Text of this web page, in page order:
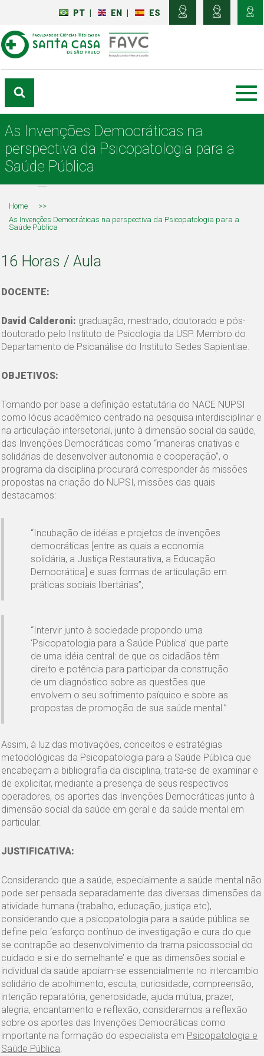
PT EN ES
As Invenções Democráticas na
perspectiva da Psicopatologia para a
Saúde Pública
Home
>>
As Invenções Democráticas na perspectiva da Psicopatologia para a
Saúde Pública
16 Horas / Aula
DOCENTE:
David Calderoni: graduação, mestrado, doutorado e pós-
doutorado pelo Instituto de Psicologia da USP. Membro do
Departamento de Psicanálise do Instituto Sedes Sapientiae.
OBJETIVOS:
Tomando por base a definição estatutária do NACE NUPSI
como lócus acadêmico centrado na pesquisa interdisciplinar e
na articulação intersetorial, junto à dimensão social da saúde,
das Invenções Democráticas como “maneiras criativas e
solidárias de desenvolver autonomia e cooperação”, o
programa da disciplina procurará corresponder às missões
propostas na criação do NUPSI, missões das quais
destacamos:
“Incubação de idéias e projetos de invenções
democráticas [entre as quais a economia
solidária, a Justiça Restaurativa, a Educação
Democrática] e suas formas de articulação em
práticas sociais libertárias”;
“Intervir junto à sociedade propondo uma
‘Psicopatologia para a Saúde Pública’ que parte
de uma idéia central: de que os cidadãos têm
direito e potência para participar da construção
de um diagnóstico sobre as questões que
envolvem o seu sofrimento psíquico e sobre as
propostas de promoção de sua saúde mental.”
Assim, à luz das motivações, conceitos e estratégias
metodológicas da Psicopatologia para a Saúde Pública que
encabeçam a bibliografia da disciplina, trata-se de examinar e
de explicitar, mediante a presença de seus respectivos
operadores, os aportes das Invenções Democráticas junto à
dimensão social da saúde em geral e da saúde mental em
particular.
JUSTIFICATIVA:
Considerando que a saúde, especialmente a saúde mental não
pode ser pensada separadamente das diversas dimensões da
atividade humana (trabalho, educação, justiça etc),
considerando que a psicopatologia para a saúde pública se
define pelo ‘esforço contínuo de investigação e cura do que
se contrapõe ao desenvolvimento da trama psicossocial do
cuidado e si e do semelhante’ e que as dimensões social e
individual da saúde apoiam-se essencialmente no intercambio
solidário de acolhimento, escuta, curiosidade, compreensão,
intenção reparatória, generosidade, ajuda mútua, prazer,
alegria, encantamento e reflexão, consideramos a reflexão
sobre os aportes das Invenções Democráticas como
importante na formação do especialista em Psicopatologia e
Saúde Pública.